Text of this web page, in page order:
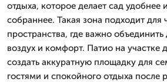
отдыха, которое делает сад удобнее
собраннее. Такая зона подходит
пространства, где важно
воздух и комфорт. Патио на участке
создать аккуратную площадку для
гостями и спокойного отдыха после